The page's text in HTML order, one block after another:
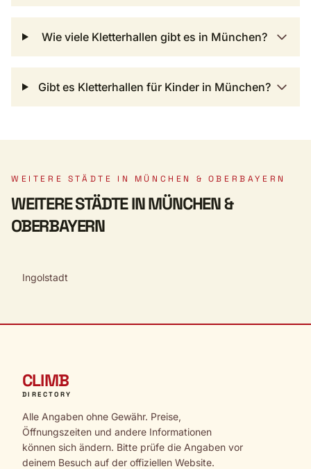
Wie viele Kletterhallen gibt es in München?
Gibt es Kletterhallen für Kinder in München?
WEITERE STÄDTE IN MÜNCHEN & OBERBAYERN
WEITERE STÄDTE IN MÜNCHEN &
OBERBAYERN
Ingolstadt
CLIMB
DIRECTORY
Alle Angaben ohne Gewähr. Preise,
Öffnungszeiten und andere Informationen
können sich ändern. Bitte prüfe die Angaben vor
deinem Besuch auf der offiziellen Website.